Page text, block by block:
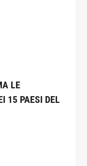
LE
15 PAESI DEL